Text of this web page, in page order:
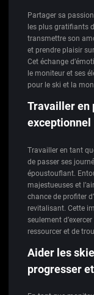
Partager sa
les plus gratifiants
transmettre son
et prendre plaisir
Cet échange
le moniteur et ses
pour le ski et la
Travailler en
exceptionnel
Travailler en tant
de passer ses
époustouflant.
majestueuses et
chance de profiter
revitalisant. Cette
seulement
ressourcer et de
Aider les
progresser